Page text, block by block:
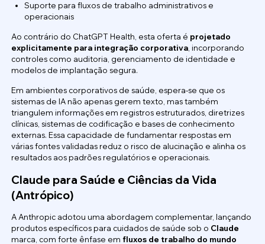
Suporte para fluxos de trabalho administrativos e
operacionais
Ao contrário do ChatGPT Health, esta oferta é projetado
explicitamente para integração corporativa, incorporando
controles como auditoria, gerenciamento de identidade e
modelos de implantação segura.
Em ambientes corporativos de saúde, espera-se que os
sistemas de IA não apenas gerem texto, mas também
triangulem informações em registros estruturados, diretrizes
clínicas, sistemas de codificação e bases de conhecimento
externas. Essa capacidade de fundamentar respostas em
várias fontes validadas reduz o risco de alucinação e alinha os
resultados aos padrões regulatórios e operacionais.
Claude para Saúde e Ciências da Vida
(Antrópico)
A Anthropic adotou uma abordagem complementar, lançando
produtos específicos para cuidados de saúde sob o Claude
marca, com forte ênfase em fluxos de trabalho do mundo